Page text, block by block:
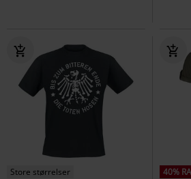
Store størrelser 40%